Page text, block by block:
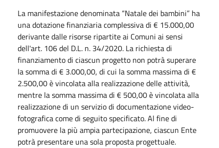
La manifestazione denominata “Natale dei bambini” ha
una dotazione finanziaria complessiva di € 15.000,00
derivante dalle risorse ripartite ai Comuni ai sensi
dell'art. 106 del D.L. n. 34/2020. La richiesta di
finanziamento di ciascun progetto non potrà superare
la somma di € 3.000,00, di cui la somma massima di €
2.500,00 è vincolata alla realizzazione delle attività,
mentre la somma massima di € 500,00 è vincolata alla
realizzazione di un servizio di documentazione video-
fotografica come di seguito specificato. Al fine di
promuovere la più ampia partecipazione, ciascun Ente
potrà presentare una sola proposta progettuale.